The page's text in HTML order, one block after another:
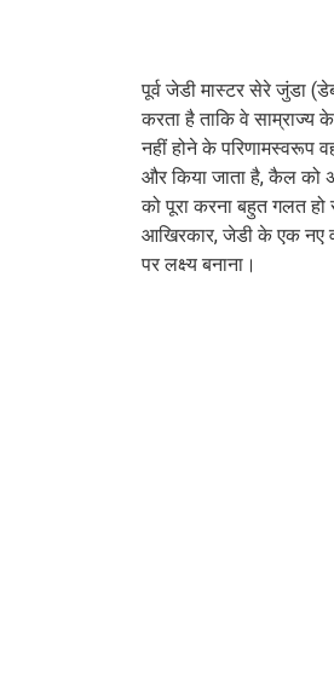
पूर्व जेडी मास्टर सेरे जुंडा
करता है ताकि वे
नहीं होने के परिणामस्वरूप
और किया जाता है, कैल को
को पूरा करना बहुत गलत
आखिरकार, जेडी के एक नए
पर लक्ष्य बनाना।